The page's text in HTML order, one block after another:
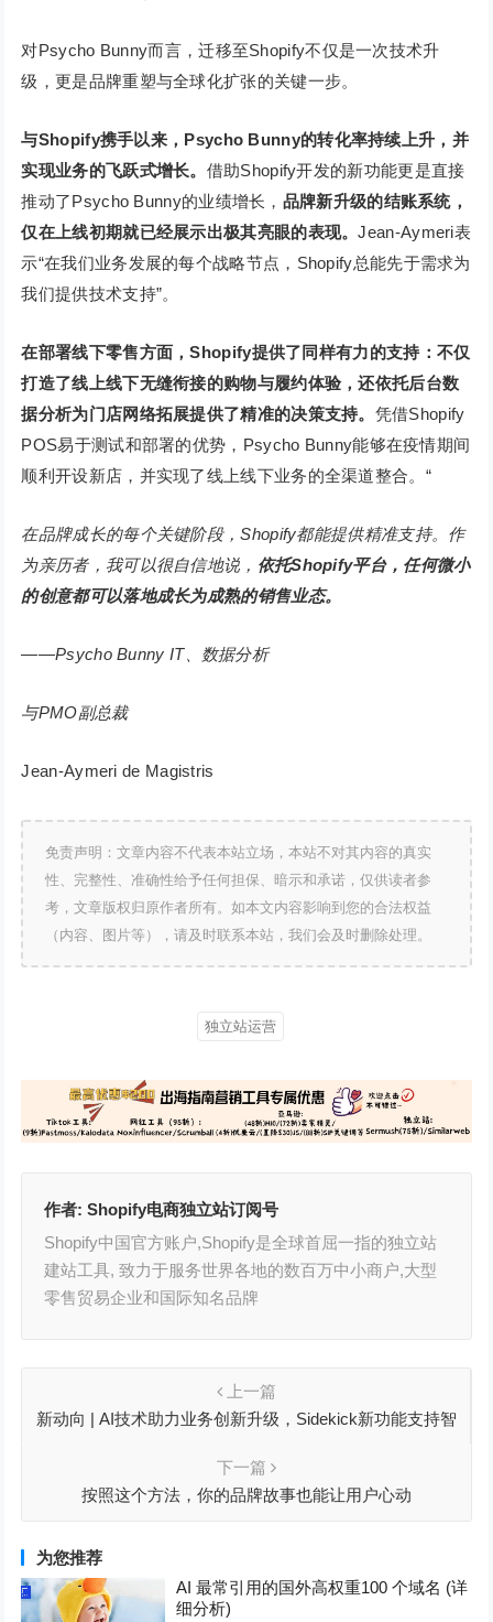
对Psycho Bunny而言，迁移至Shopify不仅是一次技术升
级，更是品牌重塑与全球化扩张的关键一步。
与Shopify携手以来，Psycho Bunny的转化率持续上升，并
实现业务的飞跃式增长。 借助Shopify开发的新功能更是直接
推动了Psycho Bunny的业绩增长， 品牌新升级的结账系统，
仅在上线初期就已经展示出极其亮眼的表现。Jean-Aymeri表
示“在我们业务发展的每个战略节点，Shopify总能先于需求为
我们提供技术支持”。
在部署线下零售方面，Shopify提供了同样有力的支持：不仅
打造了线上线下无缝衔接的购物与履约体验，还依托后台数
据分析为门店网络拓展提供了精准的决策支持。 凭借Shopify
POS易于测试和部署的优势，Psycho Bunny能够在疫情期间
顺利开设新店，并实现了线上线下业务的全渠道整合。“
在品牌成长的每个关键阶段，Shopify都能提供精准支持。作
为亲历者，我可以很自信地说， 依托Shopify平台，任何微小
的创意都可以落地成长为成熟的销售业态。
——Psycho Bunny IT、数据分析
与PMO副总裁
Jean-Aymeri de Magistris
免责声明：文章内容不代表本站立场，本站不对其内容的真实
性、完整性、准确性给予任何担保、暗示和承诺，仅供读者参
考，文章版权归原作者所有。如本文内容影响到您的合法权益
（内容、图片等），请及时联系本站，我们会及时删除处理。
独立站运营
作者:Shopify电商独立站订阅号
Shopify中国官方账户,Shopify是全球首屈一指的独立站
建站工具, 致力于服务世界各地的数百万中小商户,大型
零售贸易企业和国际知名品牌
上一篇
新动向 | AI技术助力业务创新升级，Sidekick新功能支持智
下一篇
按照这个方法，你的品牌故事也能让用户心动
为您推荐
AI 最常引用的国外高权重100 个域名 (详
细分析)